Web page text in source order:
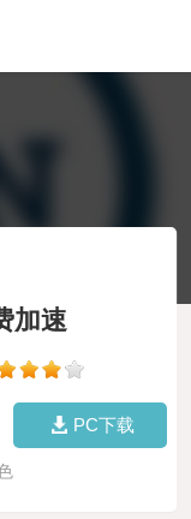
加速
PC下载